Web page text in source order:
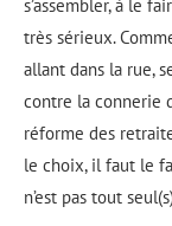
s’assembler, à le
très sérieux.
allant dans la rue,
contre la connerie
réforme des
le choix, il faut le
n’est pas tout